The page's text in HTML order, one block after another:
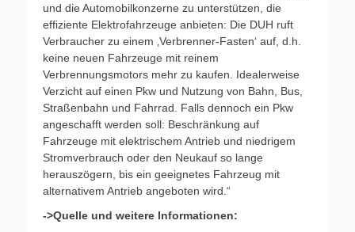
und die Automobilkonzerne zu unterstützen, die
effiziente Elektrofahrzeuge anbieten: Die DUH ruft
Verbraucher zu einem ‚Verbrenner-Fasten‘ auf, d.h.
keine neuen Fahrzeuge mit reinem
Verbrennungsmotors mehr zu kaufen. Idealerweise
Verzicht auf einen Pkw und Nutzung von Bahn, Bus,
Straßenbahn und Fahrrad. Falls dennoch ein Pkw
angeschafft werden soll: Beschränkung auf
Fahrzeuge mit elektrischem Antrieb und niedrigem
Stromverbrauch oder den Neukauf so lange
herauszögern, bis ein geeignetes Fahrzeug mit
alternativem Antrieb angeboten wird.“
->Quelle und weitere Informationen: